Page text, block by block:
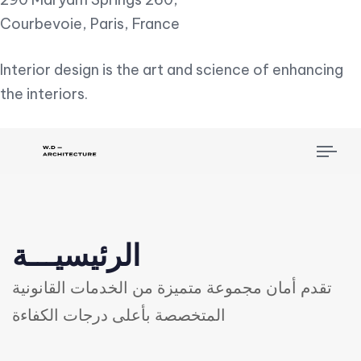
Courbevoie, Paris, France
Interior design is the art and science of enhancing
the interiors.
الرئيسيـــة
تقدم أمان مجموعة متميزة من الخدمات القانونية
المتخصصة بأعلى درجات الكفاءة